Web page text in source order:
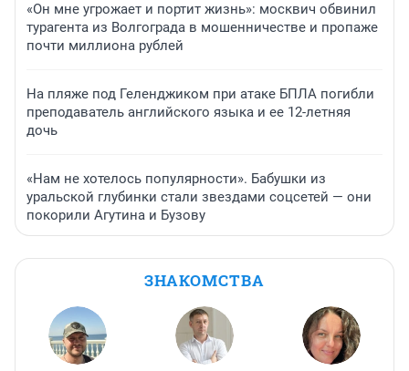
«Он мне угрожает и портит жизнь»: москвич обвинил
турагента из Волгограда в мошенничестве и пропаже
почти миллиона рублей
На пляже под Геленджиком при атаке БПЛА погибли
преподаватель английского языка и ее 12-летняя
дочь
«Нам не хотелось популярности». Бабушки из
уральской глубинки стали звездами соцсетей — они
покорили Агутина и Бузову
ЗНАКОМСТВА